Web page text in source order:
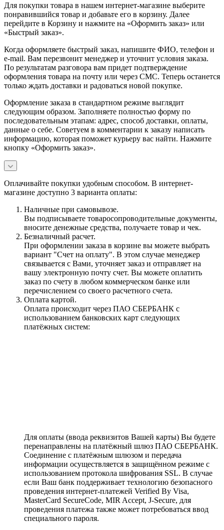
Для покупки товара в нашем интернет-магазине выберите
понравившийся товар и добавьте его в корзину. Далее
перейдите в Корзину и нажмите на «Оформить заказ» или
«Быстрый заказ».
Когда оформляете быстрый заказ, напишите ФИО, телефон и
e-mail. Вам перезвонит менеджер и уточнит условия заказа.
По результатам разговора вам придет подтверждение
оформления товара на почту или через СМС. Теперь останется
только ждать доставки и радоваться новой покупке.
Оформление заказа в стандартном режиме выглядит
следующим образом. Заполняете полностью форму по
последовательным этапам: адрес, способ доставки, оплаты,
данные о себе. Советуем в комментарии к заказу написать
информацию, которая поможет курьеру вас найти. Нажмите
кнопку «Оформить заказ».
Оплачивайте покупки удобным способом. В интернет-
магазине доступно 3 варианта оплаты:
Наличные при самовывозе.
Вы подписываете товаросопроводительные документы,
вносите денежные средства, получаете товар и чек.
Безналичный расчет.
При оформлении заказа в корзине вы можете выбрать
вариант "Счет на оплату". В этом случае менеджер
связывается с Вами, уточняет заказ и отправляет на
вашу электронную почту счет. Вы можете оплатить
заказ по счету в любом коммерческом банке или
перечислением со своего расчетного счета.
Оплата картой.
Оплата происходит через ПАО СБЕРБАНК с
использованием банковских карт следующих
платёжных систем:
Для оплаты (ввода реквизитов Вашей карты) Вы будете
перенаправлены на платёжный шлюз ПАО СБЕРБАНК.
Соединение с платёжным шлюзом и передача
информации осуществляется в защищённом режиме с
использованием протокола шифрования SSL. В случае
если Ваш банк поддерживает технологию безопасного
проведения интернет-платежей Verified By Visa,
MasterCard SecureCode, MIR Accept, J-Secure, для
проведения платежа также может потребоваться ввод
специального пароля.